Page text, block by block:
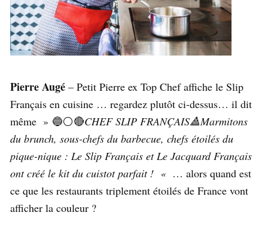
Pierre Augé – Petit Pierre ex Top Chef affiche le Slip
Français en cuisine … regardez plutôt ci-dessus… il dit
même » 🔵⚪🔴CHEF SLIP FRANÇAIS🔺Marmitons
du brunch, sous-chefs du barbecue, chefs étoilés du
pique-nique : Le Slip Français et Le Jacquard Français
ont créé le kit du cuistot parfait ! « … alors quand est
ce que les restaurants triplement étoilés de France vont
afficher la couleur ?